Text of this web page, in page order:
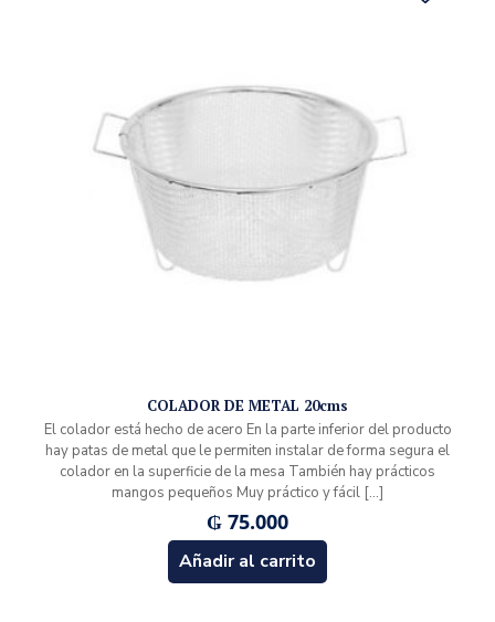
COLADOR DE METAL 20cms
El colador está hecho de acero En la parte inferior del producto
hay patas de metal que le permiten instalar de forma segura el
colador en la superficie de la mesa También hay prácticos
mangos pequeños Muy práctico y fácil […]
₲ 75.000
Añadir al carrito